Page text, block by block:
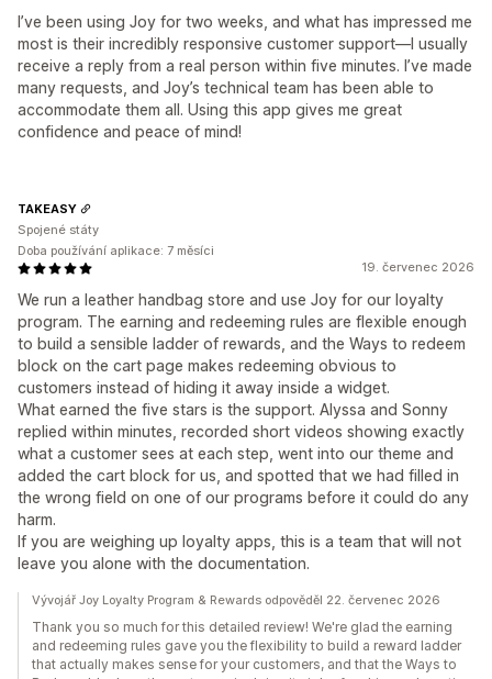
I’ve been using Joy for two weeks, and what has impressed me
most is their incredibly responsive customer support—I usually
receive a reply from a real person within five minutes. I’ve made
many requests, and Joy’s technical team has been able to
accommodate them all. Using this app gives me great
confidence and peace of mind!
19. červenec 2026
We run a leather handbag store and use Joy for our loyalty
program. The earning and redeeming rules are flexible enough
to build a sensible ladder of rewards, and the Ways to redeem
block on the cart page makes redeeming obvious to
customers instead of hiding it away inside a widget.
What earned the five stars is the support. Alyssa and Sonny
replied within minutes, recorded short videos showing exactly
what a customer sees at each step, went into our theme and
added the cart block for us, and spotted that we had filled in
the wrong field on one of our programs before it could do any
harm.
If you are weighing up loyalty apps, this is a team that will not
leave you alone with the documentation.
TAKEASY
Spojené státy
Doba používání aplikace: 7 měsíci
Vývojář Joy Loyalty Program & Rewards odpověděl 22. červenec 2026
Thank you so much for this detailed review! We're glad the earning
and redeeming rules gave you the flexibility to build a reward ladder
that actually makes sense for your customers, and that the Ways to